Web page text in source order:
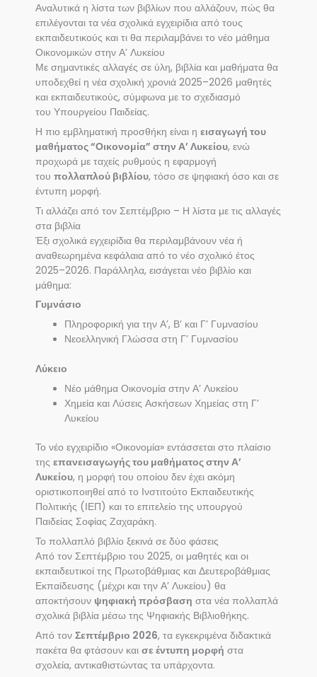
Αναλυτικά η λίστα των βιβλίων που αλλάζουν, πώς θα
επιλέγονται τα νέα σχολικά εγχειρίδια από τους
εκπαιδευτικούς και τι θα περιλαμβάνει το νέο μάθημα
Οικονομικών στην Α’ Λυκείου
Με σημαντικές αλλαγές σε ύλη, βιβλία και μαθήματα θα
υποδεχθεί η νέα σχολική χρονιά 2025–2026 μαθητές
και εκπαιδευτικούς, σύμφωνα με το σχεδιασμό
του Υπουργείου Παιδείας.
Η πιο εμβληματική προσθήκη είναι η εισαγωγή του
μαθήματος “Οικονομία” στην Α’ Λυκείου, ενώ
προχωρά με ταχείς ρυθμούς η εφαρμογή
του πολλαπλού βιβλίου, τόσο σε ψηφιακή όσο και σε
έντυπη μορφή.
Τι αλλάζει από τον Σεπτέμβριο – Η λίστα με τις αλλαγές
στα βιβλία
Έξι σχολικά εγχειρίδια θα περιλαμβάνουν νέα ή
αναθεωρημένα κεφάλαια από το νέο σχολικό έτος
2025–2026. Παράλληλα, εισάγεται νέο βιβλίο και
μάθημα:
Γυμνάσιο
Πληροφορική για την Α’, Β’ και Γ’ Γυμνασίου
Νεοελληνική Γλώσσα στη Γ’ Γυμνασίου
Λύκειο
Νέο μάθημα Οικονομία στην Α’ Λυκείου
Χημεία και Λύσεις Ασκήσεων Χημείας στη Γ’
Λυκείου
Το νέο εγχειρίδιο «Οικονομία» εντάσσεται στο πλαίσιο
της επανεισαγωγής του μαθήματος στην Α’
Λυκείου, η μορφή του οποίου δεν έχει ακόμη
οριστικοποιηθεί από το Ινστιτούτο Εκπαιδευτικής
Πολιτικής (ΙΕΠ) και το επιτελείο της υπουργού
Παιδείας Σοφίας Ζαχαράκη.
Το πολλαπλό βιβλίο ξεκινά σε δύο φάσεις
Από τον Σεπτέμβριο του 2025, οι μαθητές και οι
εκπαιδευτικοί της Πρωτοβάθμιας και Δευτεροβάθμιας
Εκπαίδευσης (μέχρι και την Α’ Λυκείου) θα
αποκτήσουν ψηφιακή πρόσβαση στα νέα πολλαπλά
σχολικά βιβλία μέσω της Ψηφιακής Βιβλιοθήκης.
Από τον Σεπτέμβριο 2026, τα εγκεκριμένα διδακτικά
πακέτα θα φτάσουν και σε έντυπη μορφή στα
σχολεία, αντικαθιστώντας τα υπάρχοντα.